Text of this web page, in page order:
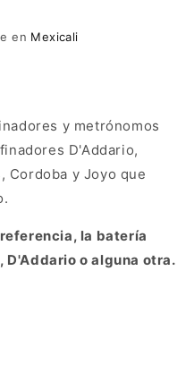
en Mexicali
y metrónomos
D'Addario,
Cordoba y Joyo que
la batería
D'Addario o alguna otra.